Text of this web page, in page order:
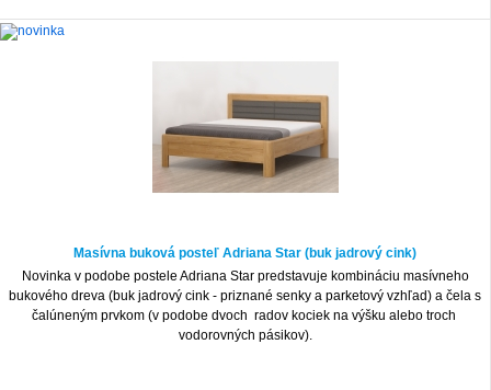
Masívna buková posteľ Adriana Star (buk jadrový cink)
Novinka v podobe postele Adriana Star predstavuje kombináciu masívneho
bukového dreva (buk jadrový cink - priznané senky a parketový vzhľad) a čela s
čalúneným prvkom (v podobe dvoch radov kociek na výšku alebo troch
vodorovných pásikov).